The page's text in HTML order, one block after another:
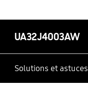
UA32J4003AW
Solutions et astuces